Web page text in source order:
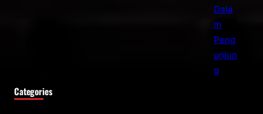
Categories